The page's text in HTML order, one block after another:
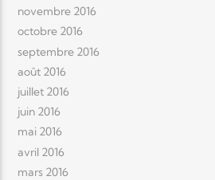
novembre 2016
octobre 2016
septembre 2016
août 2016
juillet 2016
juin 2016
mai 2016
avril 2016
mars 2016